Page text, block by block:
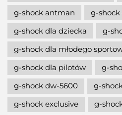
g-shock antman
g-
g-shock dla dziecka
g-
g-shock dla młodego
g-shock dla pilotów
g-
g-shock dw-5600
g-
g-shock exclusive
g-